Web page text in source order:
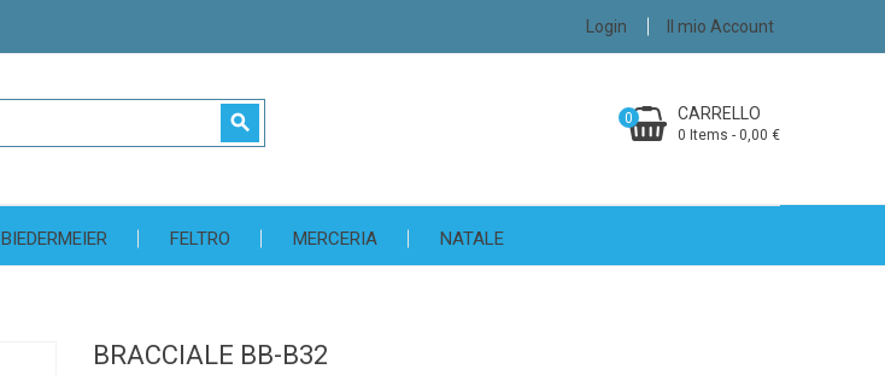
Login Il mio Account
search CARRELLO
0 Items - 0,00 €
0
BIEDERMEIER FELTRO MERCERIA NATALE
BRACCIALE BB-B32